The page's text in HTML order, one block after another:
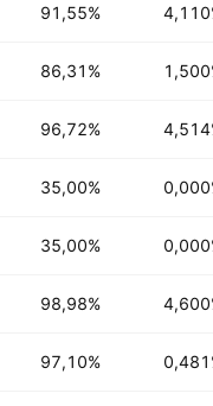
91,55%
86,31%
96,72%
35,00%
35,00%
98,98%
97,10%